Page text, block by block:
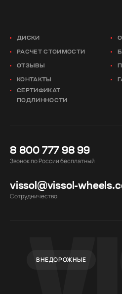
ДИСКИ
РАСЧЕТ СТОИМОСТИ
ОТЗЫВЫ
КОНТАКТЫ
СЕРТИФИКАТ
ПОДЛИННОСТИ
8 800 777 98 99
Звонок по России бесплатный
vissol@vissol-
Cотрудничество
ВНЕДОРОЖНЫЕ